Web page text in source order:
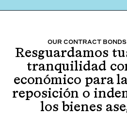
OUR CONTRACT
Resguardamos
tranquilidad
económico para
reposición o
los bienes